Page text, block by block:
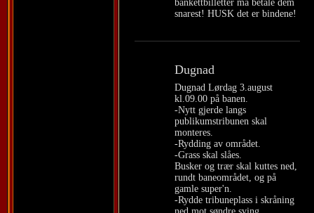
bankettbilletter må betale dem
snarest! HUSK det er bindene!
Dugnad
Dugnad Lørdag 3.august
kl.09.00 på banen.
-Nytt gjerde langs
publikumstribunen skal
monteres.
-Rydding av området.
-Grass skal slåes.
Busker og trær skal kuttes ned,
rundt baneområdet, og på
gamle super'n.
-Rydde tribuneplass i skråning